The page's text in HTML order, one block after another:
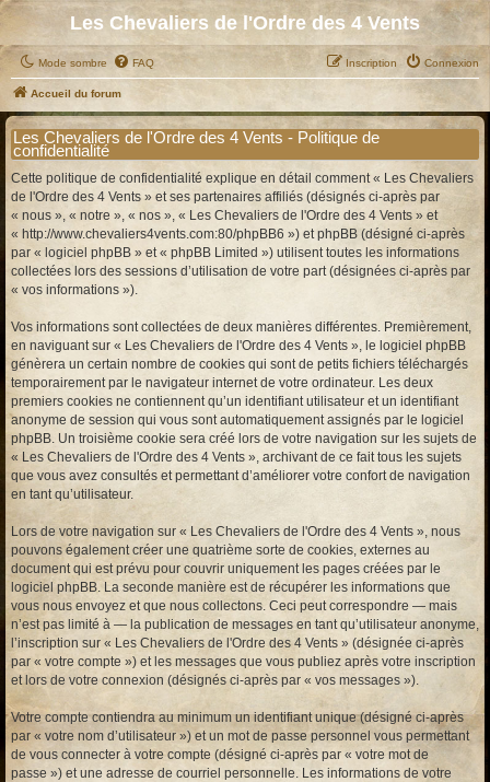
Les Chevaliers de l'Ordre des 4 Vents
Mode sombre FAQ Connexion
Inscription
Accueil du forum
Les Chevaliers de l'Ordre des 4 Vents - Politique de
confidentialité
Cette politique de confidentialité explique en détail comment « Les Chevaliers
de l'Ordre des 4 Vents » et ses partenaires affiliés (désignés ci-après par
« nous », « notre », « nos », « Les Chevaliers de l'Ordre des 4 Vents » et
« http://www.chevaliers4vents.com:80/phpBB6 ») et phpBB (désigné ci-après
par « logiciel phpBB » et « phpBB Limited ») utilisent toutes les informations
collectées lors des sessions d’utilisation de votre part (désignées ci-après par
« vos informations »).
Vos informations sont collectées de deux manières différentes. Premièrement,
en naviguant sur « Les Chevaliers de l'Ordre des 4 Vents », le logiciel phpBB
génèrera un certain nombre de cookies qui sont de petits fichiers téléchargés
temporairement par le navigateur internet de votre ordinateur. Les deux
premiers cookies ne contiennent qu’un identifiant utilisateur et un identifiant
anonyme de session qui vous sont automatiquement assignés par le logiciel
phpBB. Un troisième cookie sera créé lors de votre navigation sur les sujets de
« Les Chevaliers de l'Ordre des 4 Vents », archivant de ce fait tous les sujets
que vous avez consultés et permettant d’améliorer votre confort de navigation
en tant qu’utilisateur.
Lors de votre navigation sur « Les Chevaliers de l'Ordre des 4 Vents », nous
pouvons également créer une quatrième sorte de cookies, externes au
document qui est prévu pour couvrir uniquement les pages créées par le
logiciel phpBB. La seconde manière est de récupérer les informations que
vous nous envoyez et que nous collectons. Ceci peut correspondre — mais
n’est pas limité à — la publication de messages en tant qu’utilisateur anonyme,
l’inscription sur « Les Chevaliers de l'Ordre des 4 Vents » (désignée ci-après
par « votre compte ») et les messages que vous publiez après votre inscription
et lors de votre connexion (désignés ci-après par « vos messages »).
Votre compte contiendra au minimum un identifiant unique (désigné ci-après
par « votre nom d’utilisateur ») et un mot de passe personnel vous permettant
de vous connecter à votre compte (désigné ci-après par « votre mot de
passe ») et une adresse de courriel personnelle. Les informations de votre